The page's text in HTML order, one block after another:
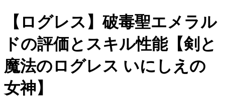
【ログレス】破毒聖エメラル
ドの評価とスキル性能【剣と
魔法のログレス いにしえの
女神】